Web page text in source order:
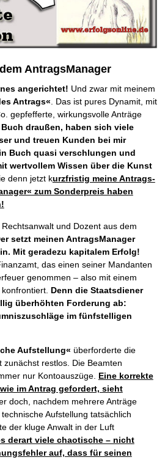
oben
gehen
TIPP
Pleite
TIPP
umgeht EMPFEHLUNG
NEUERSCHEINUNG
BRANDNEU
Schuldenabbau
SCHREIB-TIPP
Schreiben
100%-tig ab
Internet INTERNET-TIPP
und damit viel Geld verdienen
TIPP
AntragsManager
angerichtet! Und zwar mit meinem
Antrags«. Das ist pures Dynamit, mit
gepfefferte, wirkungsvolle Anträge
draußen, haben sich viele
und treuen Kunden bei mir
Buch quasi verschlungen und
wertvollem Wissen über die Kunst
denn jetzt kurzfristig meine Antrags-
zum Sonderpreis haben
und Dozent aus dem
setzt meinen AntragsManager
Mit geradezu kapitalem Erfolg!
das einen seiner Mandanten
genommen – also mit einem
Denn die Staatsdiener
überhöhten Forderung ab:
im fünfstelligen
Aufstellung« überforderte die
restlos. Die Beamten
nur Kontoauszüge. Eine korrekte
im Antrag gefordert, sieht
doch, nachdem mehrere Anträge
Aufstellung tatsächlich
der kluge Anwalt in der Luft
derart viele chaotische – nicht
auf, dass für seinen